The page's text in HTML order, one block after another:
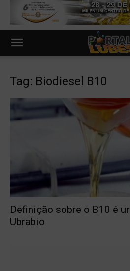
Tag: Biodiesel B10
Definição sobre o B10 é
Ubrabio